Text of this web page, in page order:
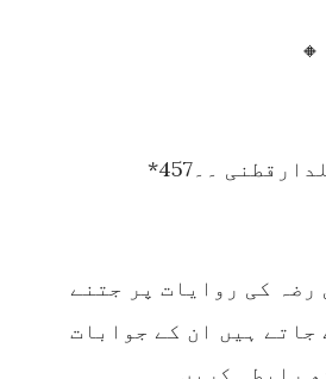
۔۔457*
کی روایات پر جتنے
جاتے ہیں ان کے جوابات